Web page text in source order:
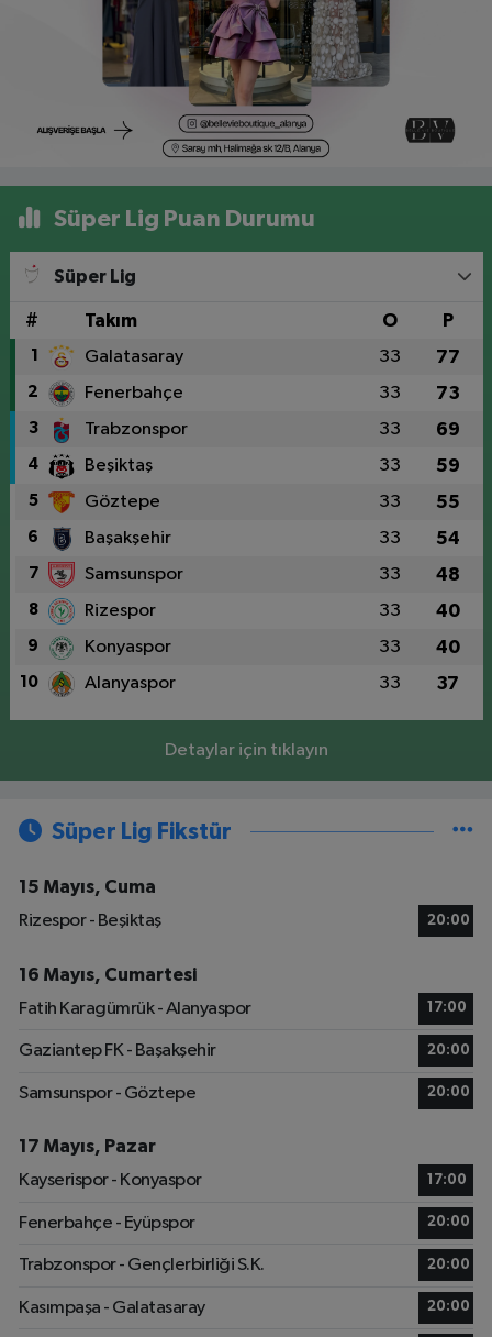
Süper Lig Puan Durumu
Süper Lig
# Takım O P
1 Galatasaray 33 77
2 Fenerbahçe 33 73
3 Trabzonspor 33 69
4 Beşiktaş 33 59
5 Göztepe 33 55
6 Başakşehir 33 54
7 Samsunspor 33 48
8 Rizespor 33 40
9 Konyaspor 33 40
10 Alanyaspor 33 37
Detaylar için tıklayın
Süper Lig Fikstür
15 Mayıs, Cuma
Rizespor - Beşiktaş
20:00
16 Mayıs, Cumartesi
Fatih Karagümrük - Alanyaspor
17:00
Gaziantep FK - Başakşehir 20:00
Samsunspor - Göztepe 20:00
17 Mayıs, Pazar
Kayserispor - Konyaspor
17:00
Fenerbahçe - Eyüpspor 20:00
Trabzonspor - Gençlerbirliği S.K. 20:00
Kasımpaşa - Galatasaray 20:00